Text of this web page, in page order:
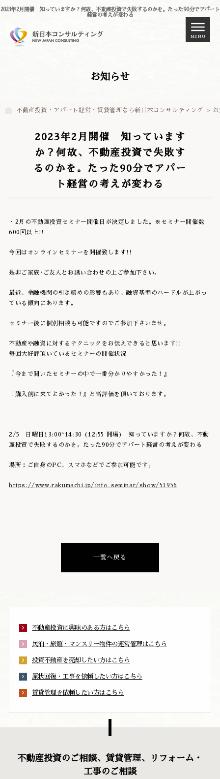
2023年2月開催 知っていますか？何故、不動産投資で失敗するのかを。たった90分でアパート
経営の考えが変わる
MENU
お知らせ
不動産投資・アパート経営・賃貸管理なら新日本コンサルティング >
2023年2月開催 知っています
か？何故、不動産投資で失敗す
るのかを。たった90分でアパー
ト経営の考えが変わる
・2月の不動産投資セミナー開催日が決定しました。※セミナー開催数
600回以上!!
今回はオンラインセミナーを開催致します!!
是非ご家族･ご友人とお誘い合わせの上ご参加下さい。
最近、金融機関の引き締めの影響もあり、融資基準のハードルが上がっ
ている傾向にあります。
セミナー後に個別相談も可能ですのでご参加下さいませ。
不動産や融資に対するテクニックをお伝えできると思います!!
毎回大好評頂いているセミナーの開催状況
『今まで聞いたセミナーの中で一番分かりやすかった！』
『購入前に来てよかった！』と高評価を頂いております。
2/5 日曜日13:00~14:30 (12:55 開場) 知っていますか？何故、不動
産投資で失敗するのかを。たった90分でアパート経営の考えが変わる
場所：ご自身のPC、スマホなどでご参加可能です。
https://www.rakumachi.jp/info_seminar/show/51956
一覧へ戻る
不動産投資に興味のある方はこちら
民泊・旅館・マンスリー物件の運営管理はこちら
投資不動産を売却したい方はこちら
原状回復・工事を依頼したい方はこちら
賃貸管理を依頼したい方はこちら
不動産投資のご相談、賃貸管理、リフォーム・
工事のご相談